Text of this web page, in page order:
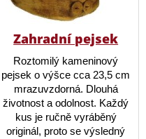
Zahradní pejsek
Roztomilý kameninový
pejsek o výšce cca 23,5 cm
mrazuvzdorná. Dlouhá
životnost a odolnost. Každý
kus je ručně vyráběný
originál, proto se výsledný